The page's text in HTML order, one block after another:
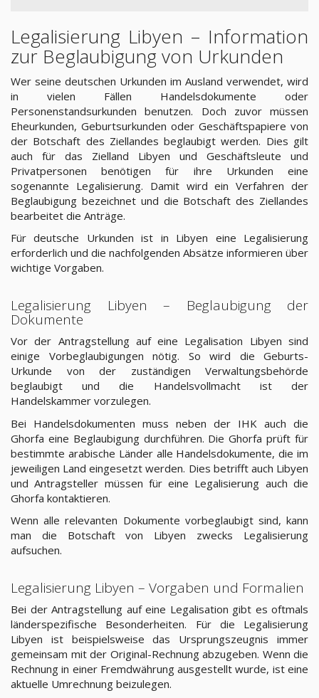
Legalisierung Libyen – Information
zur Beglaubigung von Urkunden
Wer seine deutschen Urkunden im Ausland verwendet, wird
in vielen Fällen Handelsdokumente oder
Personenstandsurkunden benutzen. Doch zuvor müssen
Eheurkunden, Geburtsurkunden oder Geschäftspapiere von
der Botschaft des Ziellandes beglaubigt werden. Dies gilt
auch für das Zielland Libyen und Geschäftsleute und
Privatpersonen benötigen für ihre Urkunden eine
sogenannte Legalisierung. Damit wird ein Verfahren der
Beglaubigung bezeichnet und die Botschaft des Ziellandes
bearbeitet die Anträge.
Für deutsche Urkunden ist in Libyen eine Legalisierung
erforderlich und die nachfolgenden Absätze informieren über
wichtige Vorgaben.
Legalisierung Libyen – Beglaubigung der
Dokumente
Vor der Antragstellung auf eine Legalisation Libyen sind
einige Vorbeglaubigungen nötig. So wird die Geburts-
Urkunde von der zuständigen Verwaltungsbehörde
beglaubigt und die Handelsvollmacht ist der
Handelskammer vorzulegen.
Bei Handelsdokumenten muss neben der IHK auch die
Ghorfa eine Beglaubigung durchführen. Die Ghorfa prüft für
bestimmte arabische Länder alle Handelsdokumente, die im
jeweiligen Land eingesetzt werden. Dies betrifft auch Libyen
und Antragsteller müssen für eine Legalisierung auch die
Ghorfa kontaktieren.
Wenn alle relevanten Dokumente vorbeglaubigt sind, kann
man die Botschaft von Libyen zwecks Legalisierung
aufsuchen.
Legalisierung Libyen – Vorgaben und Formalien
Bei der Antragstellung auf eine Legalisation gibt es oftmals
länderspezifische Besonderheiten. Für die Legalisierung
Libyen ist beispielsweise das Ursprungszeugnis immer
gemeinsam mit der Original-Rechnung abzugeben. Wenn die
Rechnung in einer Fremdwährung ausgestellt wurde, ist eine
aktuelle Umrechnung beizulegen.